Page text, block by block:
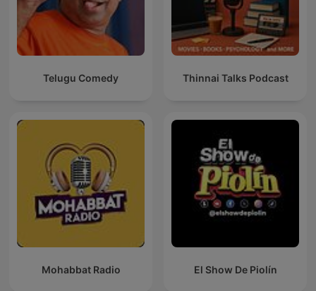
Telugu Comedy Thinnai Talks Podcast
Mohabbat Radio El Show De Piolín